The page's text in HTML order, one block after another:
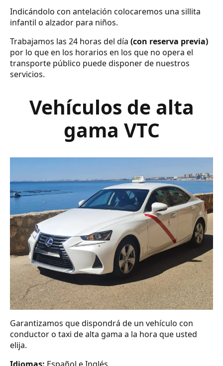
Indicándolo con antelación colocaremos una sillita
infantil o alzador para niños.
Trabajamos las 24 horas del día (con reserva previa)
por lo que en los horarios en los que no opera el
transporte público puede disponer de nuestros
servicios.
Vehículos de alta
gama VTC
Garantizamos que dispondrá de un vehículo con
conductor o taxi de alta gama a la hora que usted
elija.